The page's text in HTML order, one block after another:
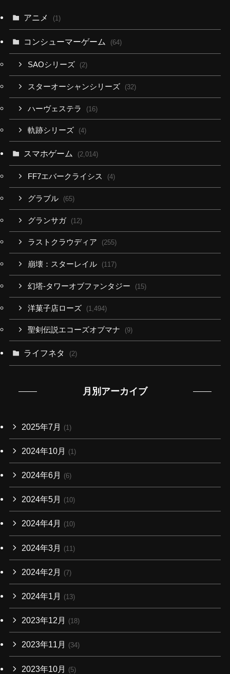
アニメ (1)
コンシューマーゲーム (64)
SAOシリーズ (2)
スターオーシャンシリーズ (32)
ハーヴェステラ (16)
軌跡シリーズ (4)
スマホゲーム (2,014)
FF7エバークライシス (4)
グラブル (65)
グランサガ (12)
ラストクラウディア (255)
崩壊：スターレイル (117)
幻塔-タワーオブファンタジー (15)
洋菓子店ローズ (1,494)
聖剣伝説エコーズオブマナ (9)
ライフネタ (2)
月別アーカイブ
2025年7月 (1)
2024年10月 (1)
2024年6月 (6)
2024年5月 (10)
2024年4月 (10)
2024年3月 (11)
2024年2月 (7)
2024年1月 (13)
2023年12月 (18)
2023年11月 (34)
2023年10月 (5)